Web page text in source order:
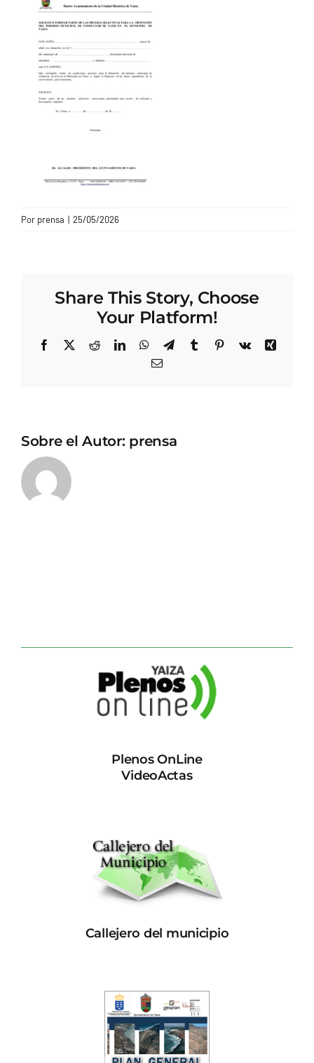
CONTACTO
Por prensa | 25/05/2026
Share This Story, Choose
Your Platform!
Facebook
X RedditLinkedInWhatsApp
TelegramTumblrPinterest
Vk
Xing
Correo
Sobre el Autor: prensa
Plenos OnLine
VideoActas
Callejero del municipio